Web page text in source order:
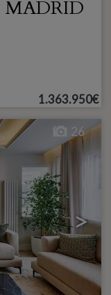
MADRID
1.363.950€
>
26